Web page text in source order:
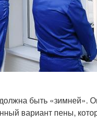
быть «зимней».
вариант пены,